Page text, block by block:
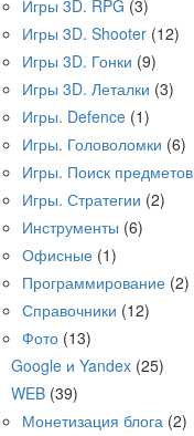
Игры 3D. RPG (3)
Игры 3D. Shooter (12)
Игры 3D. Гонки (9)
Игры 3D. Леталки (3)
Игры. Defence (1)
Игры. Головоломки (6)
Игры. Поиск предметов
Игры. Стратегии (2)
Инструменты (6)
Офисные (1)
Программирование (2)
Справочники (12)
Фото (13)
Google и Yandex (25)
WEB (39)
Монетизация блога (2)